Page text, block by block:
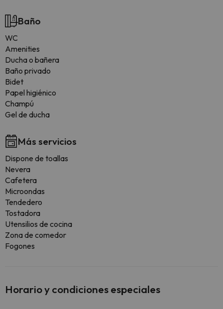
Baño
WC
Amenities
Ducha o bañera
Baño privado
Bidet
Papel higiénico
Champú
Gel de ducha
Más servicios
Dispone de toallas
Nevera
Cafetera
Microondas
Tendedero
Tostadora
Utensilios de cocina
Zona de comedor
Fogones
Horario y condiciones especiales